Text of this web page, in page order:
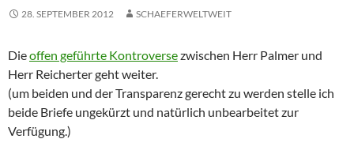
28. SEPTEMBER 2012 SCHAEFERWELTWEIT
Dieoffen geführte Kontroversezwischen Herr Palmer und
Herr Reicherter geht weiter.
(um beiden und der Transparenz gerecht zu werden stelle ich
beide Briefe ungekürzt und natürlich unbearbeitet zur
Verfügung.)